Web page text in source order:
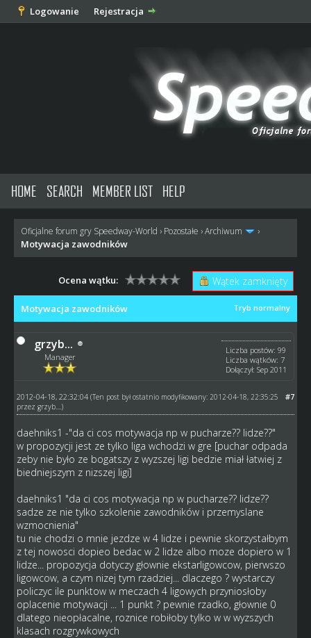
Logowanie Rejestracja
HOME SEARCH MEMBER LIST HELP
Oficjalne forum gry Speedway-World › Pozostałe ›Archiwum ›
Motywacja zawodników
Wątek zamknięty
Ocena wątku:
Tryb normalny
Motywacja zawodników
grzyb...
Manager
Liczba postów: 99
Liczba wątków: 7
Dołączył: Sep 2011
#7
2012-04-18, 22:32:04 (Ten post był ostatnio modyfikowany: 2012-04-18, 22:35:25
przez grzyb... .)
daehniks1 -"da ci cos motywacja np w pucharze?? lidze??"
w propozycji jest ze tylko liga wchodzi w gre [puchar odpada
zeby nie było ze bogatszy z wyzszej ligi bedzie miał łatwiej z
biedniejszym z nizszej ligi]
daehniks1 "da ci cos motywacja np w pucharze?? lidze??
sadze ze nie tylko szkolenie zawodników i przemyslane
wzmocnienia"
tu nie chodzi o mnie jezdze w 4 lidze i pewnie skorzystałbym
z tej nowosci dopieo bedac w 2 lidze albo moze dopiero w 1
lidze... propozycja dotyczy głownie ekstarligowcow, pierwszo
ligowcow, a czym nizej tym rzadziej... dlaczego ? wystarczy
policzyc ile punktow w meczach 4 ligowych przyniosłoby
oplacenie motywacji ... 1 punkt ? pewnie rzadko, głownie 0
dlatego nieopłacalne, roznice robiłoby tylko w w wyzszych
klasach rozgrywkowych